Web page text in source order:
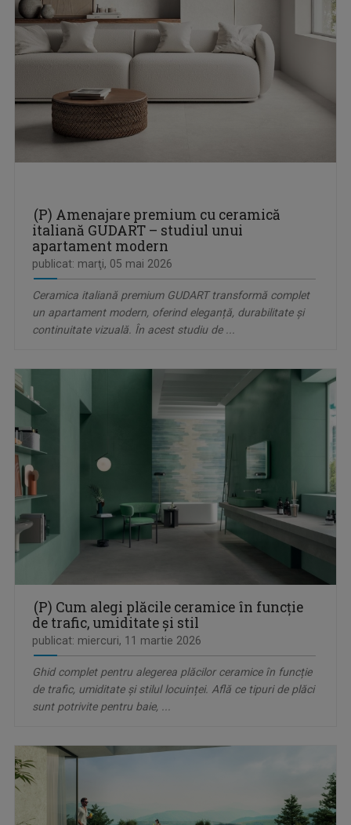
(P) Amenajare premium cu ceramică
italiană GUDART – studiul unui
apartament modern
publicat: marţi, 05 mai 2026
Ceramica italiană premium GUDART transformă complet
un apartament modern, oferind eleganță, durabilitate și
continuitate vizuală. În acest studiu de ...
(P) Cum alegi plăcile ceramice în funcție
de trafic, umiditate și stil
publicat: miercuri, 11 martie 2026
Ghid complet pentru alegerea plăcilor ceramice în funcție
de trafic, umiditate și stilul locuinței. Află ce tipuri de plăci
sunt potrivite pentru baie, ...